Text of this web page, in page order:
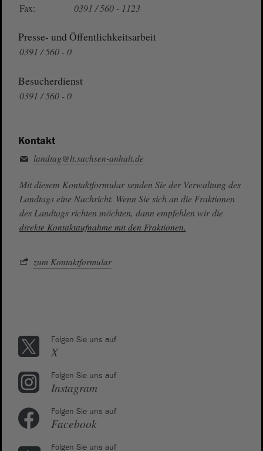
Fax:
0391 / 560 - 1123
Presse- und Öffentlichkeitsarbeit
0391 / 560 - 0
Besucherdienst
0391 / 560 - 0
Kontakt
landtag@lt.sachsen-anhalt.de
Mit diesem Kontaktformular senden Sie der Verwaltung des
Landtags eine Nachricht. Wenn Sie sich an die Fraktionen
des Landtags richten möchten, dann empfehlen wir die
direkte Kontaktaufnahme mit den Fraktionen.
zum Kontaktformular
Folgen Sie uns auf
X
Folgen Sie uns auf
Instagram
Folgen Sie uns auf
Facebook
Folgen Sie uns auf